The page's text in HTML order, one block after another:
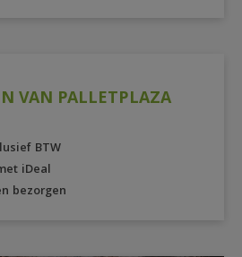
VAN PALLETPLAZA
BTW
iDeal
bezorgen